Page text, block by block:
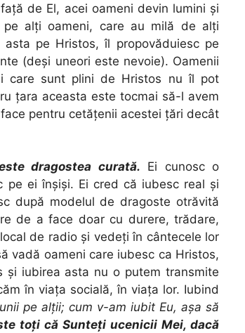
de El, acei oameni devin lumini şi
pe alţi oameni, care au milă de alţi
pe Hristos, îl propovăduiesc pe
(deşi uneori este nevoie). Oamenii
care sunt plini de Hristos nu îl pot
ţara aceasta este tocmai să-l avem
pentru cetăţenii acestei ţări decât
dragostea curată. Ei cunosc o
ei înşişi. Ei cred că iubesc real şi
după modelul de dragoste otrăvită
de a face doar cu durere, trădare,
de radio şi vedeţi în cântecele lor
vadă oameni care iubesc ca Hristos,
iubirea asta nu o putem transmite
în viaţa socială, în viaţa lor. Iubind
pe alţii; cum v-am iubit Eu, aşa să
toţi că Sunteţi ucenicii Mei, dacă